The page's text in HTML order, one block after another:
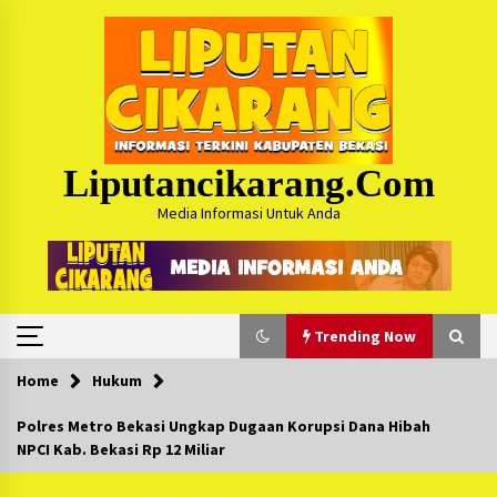
Liputancikarang.com
Media Informasi Untuk Anda
Trending Now
Trending Now
Posko Mudik Kosmi Jurpala 2026 Hadirkan
Home Hukum
Polres Metro Bekasi Ungkap Dugaan Korupsi Dana Hibah
NPCI Kab. Bekasi Rp 12 Miliar